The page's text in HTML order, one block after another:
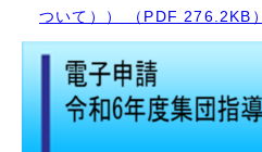
ついて）） （PDF 276.2KB）